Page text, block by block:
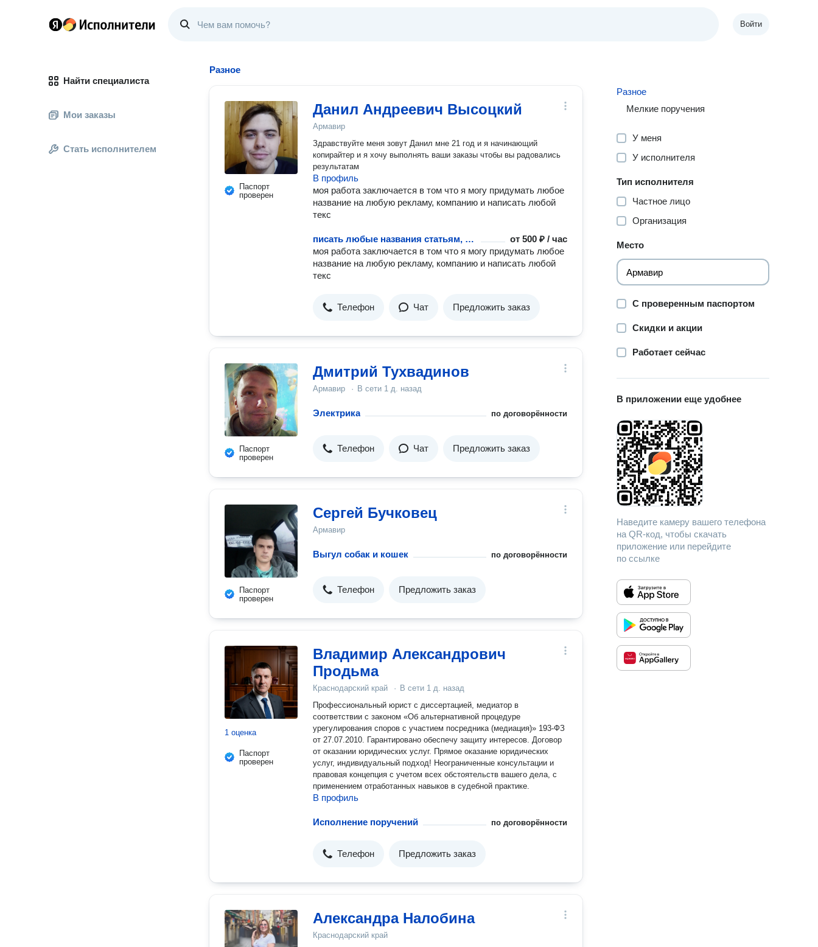
Войти
Найти специалиста
Мои заказы
Стать исполнителем
Разное
Паспорт
проверен
Данил Андреевич Высоцкий
Армавир
Здравствуйте меня зовут Данил мне 21 год и я начинающий
копирайтер и я хочу выполнять ваши заказы чтобы вы радовались
результатам
В профиль
моя работа заключается в том что я могу придумать любое
название на любую рекламу, компанию и написать любой
текс
писать любые названия статьям, рекламам и другое от500 ₽ / час
моя работа заключается в том что я могу придумать любое
название на любую рекламу, компанию и написать любой
текс
Телефон Чат Предложить заказ
Паспорт
проверен
Дмитрий Тухвадинов
Армавир · В сети 1 д. назад
Электрика по договорённости
Телефон Чат Предложить заказ
Паспорт
проверен
Сергей Бучковец
Армавир
Выгул собак и кошек по договорённости
Телефон Предложить заказ
1 оценка
Паспорт
проверен
Владимир Александрович
Продьма
Краснодарский край · В сети 1 д. назад
Профессиональный юрист с диссертацией, медиатор в
соответствии с законом «Об альтернативной процедуре
урегулирования споров с участием посредника (медиация)» 193-ФЗ
от 27.07.2010. Гарантировано обеспечу защиту интересов. Договор
от оказании юридических услуг. Прямое оказание юридических
услуг, индивидуальный подход! Неограниченные консультации и
правовая концепция с учетом всех обстоятельств вашего дела, с
применением отработанных навыков в судебной практике.
В профиль
Исполнение поручений по договорённости
Телефон Предложить заказ
Александра Налобина
Краснодарский край
Разное
Мелкие поручения
У меня
У исполнителя
Тип исполнителя
Частное лицо
Организация
Место
С проверенным паспортом
Скидки и акции
Работает сейчас
В приложении еще удобнее
Наведите камеру вашего телефона
на QR-код, чтобы скачать
приложение или перейдите
по ссылке